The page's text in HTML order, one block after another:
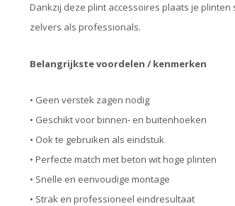
Dankzij deze plint accessoires plaats je
zelvers als professionals.
Belangrijkste voordelen / kenmerken
• Geen verstek zagen nodig
• Geschikt voor binnen- en buitenhoeken
• Ook te gebruiken als eindstuk
• Perfecte match met beton wit hoge plinten
• Snelle en eenvoudige montage
• Strak en professioneel eindresultaat